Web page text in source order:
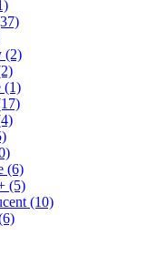
(2)
(1)
(6)
(5)
(10)